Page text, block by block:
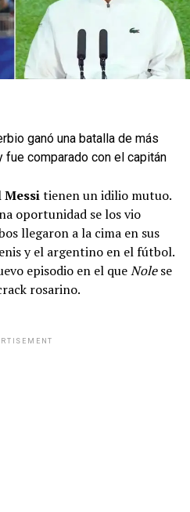
ganó una batalla de más
fue comparado con el capitán
tienen un idilio mutuo.
oportunidad se los vio
llegaron a la cima en sus
y el argentino en el fútbol.
episodio en el queNolese
rosarino.